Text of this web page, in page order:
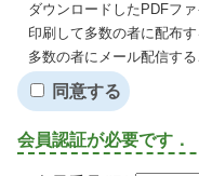
ダウンロードしたPDFフ
印刷して多数の者に配布
多数の者にメール配信す
同意する
会員認証が必要です．